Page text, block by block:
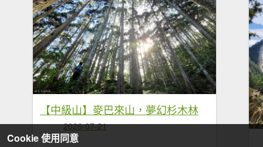
【中級山】麥巴來山，夢幻杉木林
2026-07-21
Cookie 使用同意